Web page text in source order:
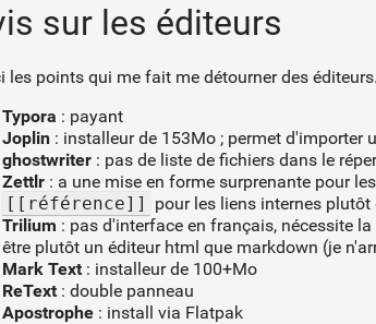
sur les éditeurs
les points qui me fait me détourner des éditeurs.
Typora : payant
Joplin: installeur de 153Mo ; permet d'importer
ghostwriter: pas de liste de fichiers dans le
Zettlr: a une mise en forme surprenante pour
[[référence]]
pour les liens internes plutôt
Trilium : pas d'interface en français, nécessite
être plutôt un éditeur html que markdown (je
Mark Text: installeur de 100+Mo
ReText: double panneau
Apostrophe: install via Flatpak